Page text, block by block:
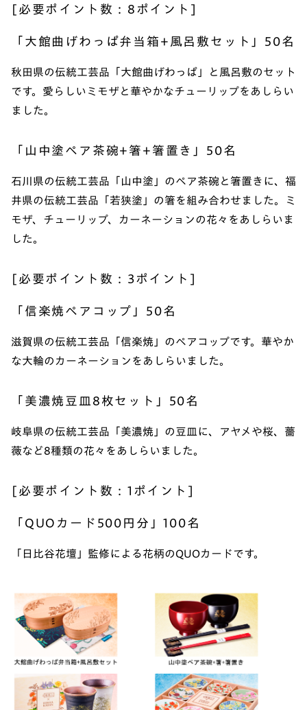
[必要ポイント数 : 8ポイント]
「大館曲げわっぱ弁当箱+風呂敷セット」50名
秋田県の伝統工芸品「大館曲げわっぱ」と風呂敷のセット
です。愛らしいミモザと華やかなチューリップをあしらい
ました。
「山中塗ペア茶碗+箸+箸置き」50名
石川県の伝統工芸品「山中塗」のペア茶碗と箸置きに、福
井県の伝統工芸品「若狭塗」の箸を組み合わせました。ミ
モザ、チューリップ、カーネーションの花々をあしらいま
した。
[必要ポイント数 : 3ポイント]
「信楽焼ペアコップ」50名
滋賀県の伝統工芸品「信楽焼」のペアコップです。華やか
な大輪のカーネーションをあしらいました。
「美濃焼豆皿8枚セット」50名
岐阜県の伝統工芸品「美濃焼」の豆皿に、アヤメや桜、薔
薇など8種類の花々をあしらいました。
[必要ポイント数 : 1ポイント]
「QUOカード500円分」100名
「日比谷花壇」監修による花柄のQUOカードです。